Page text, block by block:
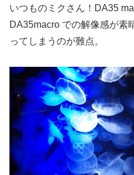
いつものミクさん！DA35
DA35macro での解像感が素
ってしまうのが難点。